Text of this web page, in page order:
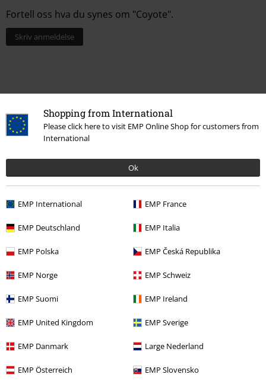
Shopping from International
Please click here to visit EMP Online Shop for customers from
International
Ok
EMP International EMP France
EMP Deutschland EMP Italia
EMP Polska EMP Česká Republika
EMP Norge EMP Schweiz
EMP Suomi EMP Ireland
EMP United Kingdom EMP Sverige
EMP Danmark Large Nederland
EMP Österreich EMP Slovensko
Fortell oss hva du synes om "Coyote".
Skriv anmeldelse
Siste besøk
22% RABATT
KPI kr 699,00 kr 543,00
Flere kategorier. Flere valgmuligheter.